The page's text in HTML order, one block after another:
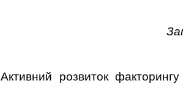
Активний розвиток